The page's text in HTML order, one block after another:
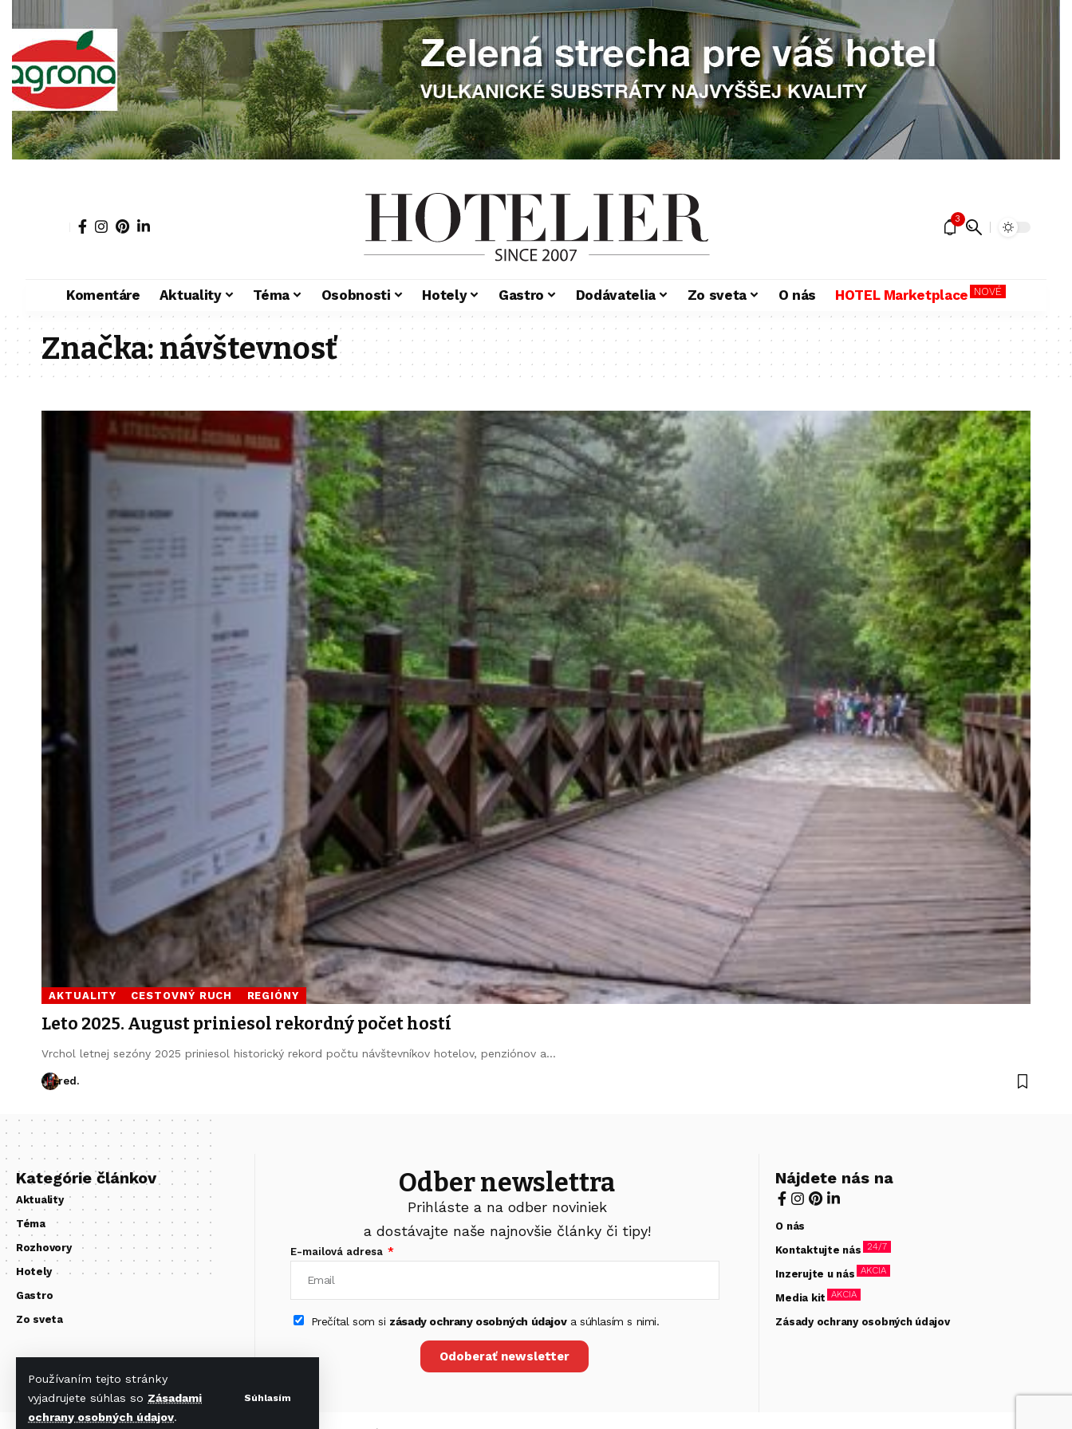
Používaním tejto stránky
vyjadrujete súhlas so Zásadami
ochrany osobných údajov.
Súhlasím
3
Komentáre Aktuality Téma Osobnosti Hotely Gastro Dodávatelia Zo sveta O nás HOTEL Marketplace NOVÉ
Značka:návštevnosť
AKTUALITY CESTOVNÝ RUCH REGIÓNY
Leto 2025. August priniesol rekordný počet hostí
Vrchol letnej sezóny 2025 priniesol historický rekord počtu návštevníkov hotelov, penziónov a…
red.
Kategórie článkov
Aktuality
Téma
Rozhovory
Hotely
Gastro
Zo sveta
Odber newslettra
Prihláste a na odber noviniek
a dostávajte naše najnovšie články či tipy!
E-mailová adresa
Prečítal som si zásady ochrany osobných údajova súhlasím s nimi.
Odoberať newsletter
Nájdete nás na
O nás
Kontaktujte nás 24/7
Inzerujte u nás AKCIA
Media kit AKCIA
Zásady ochrany osobných údajov